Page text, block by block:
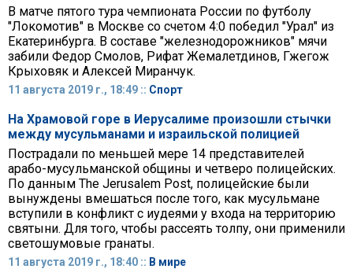
В матче пятого тура чемпионата России по футболу
"Локомотив" в Москве со счетом 4:0 победил "Урал" из
Екатеринбурга. В составе "железнодорожников" мячи
забили Федор Смолов, Рифат Жемалетдинов, Гжегож
Крыховяк и Алексей Миранчук.
11 августа 2019 г., 18:49 :: Спорт
На Храмовой горе в Иерусалиме произошли стычки
между мусульманами и израильской полицией
Пострадали по меньшей мере 14 представителей
арабо-мусульманской общины и четверо полицейских.
По данным The Jerusalem Post, полицейские были
вынуждены вмешаться после того, как мусульмане
вступили в конфликт с иудеями у входа на территорию
святыни. Для того, чтобы рассеять толпу, они применили
светошумовые гранаты.
11 августа 2019 г., 18:40 :: В мире